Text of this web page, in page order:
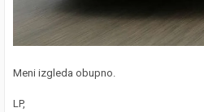
Meni izgleda obupno.
LP,